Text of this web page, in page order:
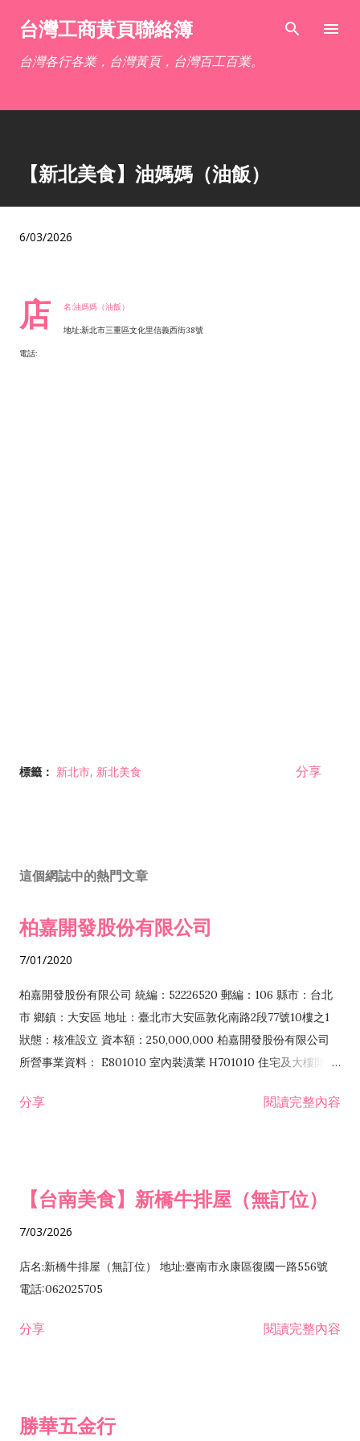
跳到主要內容
台灣工商黃頁聯絡簿
台灣各行各業，台灣黃頁，台灣百工百業。
【新北美食】油媽媽（油飯）
6/03/2026
店 名:油媽媽（油飯）
地址:新北市三重區文化里信義西街38號
電話:
標籤： 新北市 新北美食 分享
這個網誌中的熱門文章
柏嘉開發股份有限公司
7/01/2020
柏嘉開發股份有限公司 統編：52226520 郵編：106 縣市：台北
市 鄉鎮：大安區 地址：臺北市大安區敦化南路2段77號10樓之1
狀態：核准設立 資本額：250,000,000 柏嘉開發股份有限公司
所營事業資料： E801010 室內裝潢業 H701010 住宅及大樓開發
發業 H703090 不動產買賣業 H703100 不動產租賃業 I503010
分享 閱讀完整內容
【台南美食】新橋牛排屋（無訂位）
7/03/2026
店名:新橋牛排屋（無訂位） 地址:臺南市永康區復國一路556號
電話:062025705
分享 閱讀完整內容
勝華五金行